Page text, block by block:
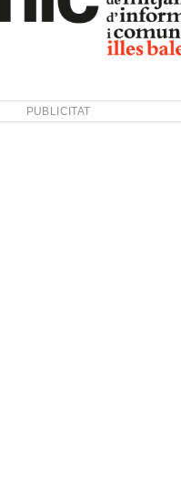
PUBLICITAT